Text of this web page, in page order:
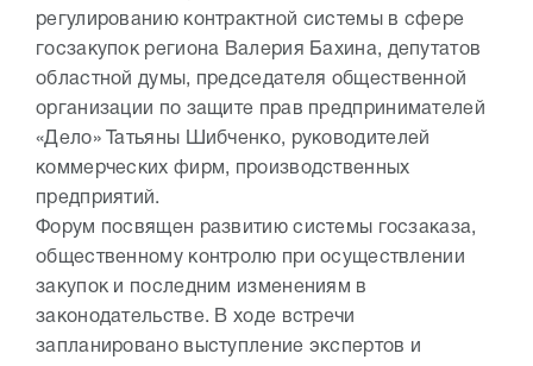
регулированию контрактной системы в сфере
госзакупок региона Валерия Бахина, депутатов
областной думы, председателя общественной
организации по защите прав предпринимателей
«Дело» Татьяны Шибченко, руководителей
коммерческих фирм, производственных
предприятий.
Форум посвящен развитию системы госзаказа,
общественному контролю при осуществлении
закупок и последним изменениям в
законодательстве. В ходе встречи
запланировано выступление экспертов и